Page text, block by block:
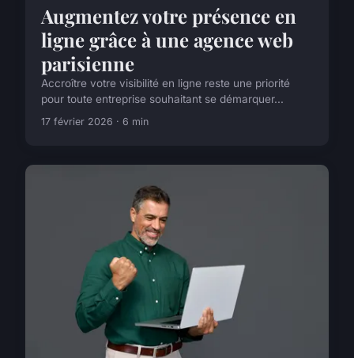
Augmentez votre présence en
ligne grâce à une agence web
parisienne
Accroître votre visibilité en ligne reste une priorité
pour toute entreprise souhaitant se démarquer...
17 février 2026 · 6 min